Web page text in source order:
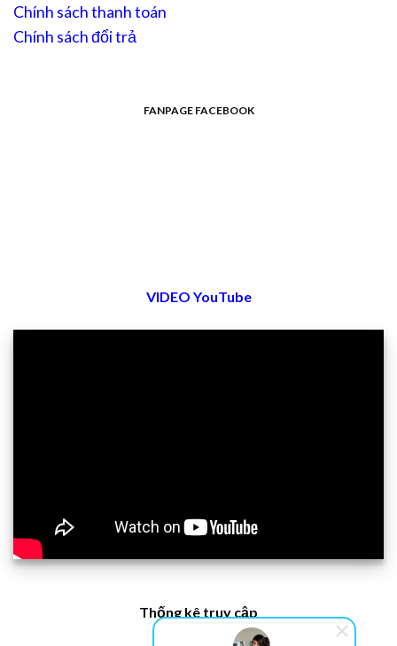
Chính sách thanh toán
Chính sách đổi trả
FANPAGE FACEBOOK
VIDEO YouTube
Thống kê truy cập